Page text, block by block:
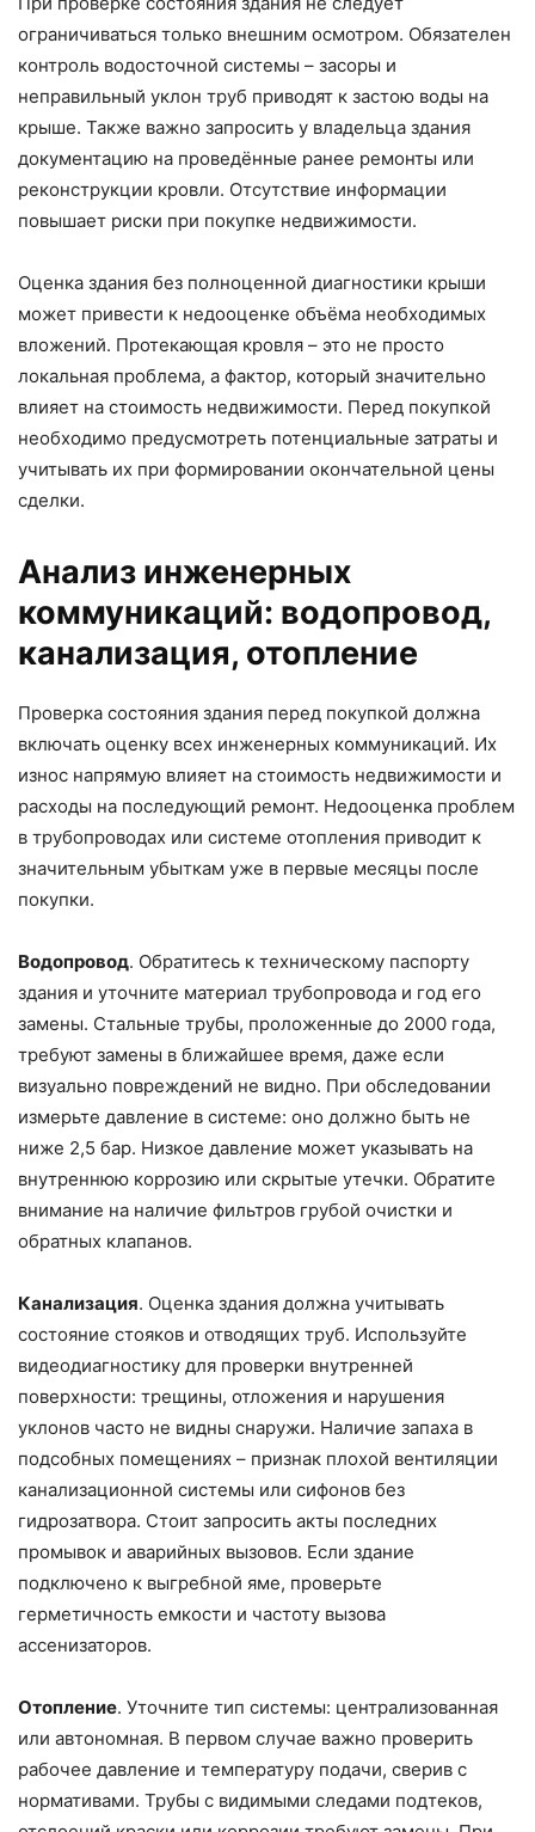
ограничиваться только внешним осмотром. Обязателен
контроль водосточной системы – засоры и
неправильный уклон труб приводят к застою воды на
крыше. Также важно запросить у владельца здания
документацию на проведённые ранее ремонты или
реконструкции кровли. Отсутствие информации
повышает риски при покупке недвижимости.
Оценка здания без полноценной диагностики крыши
может привести к недооценке объёма необходимых
вложений. Протекающая кровля – это не просто
локальная проблема, а фактор, который значительно
влияет на стоимость недвижимости. Перед покупкой
необходимо предусмотреть потенциальные затраты и
учитывать их при формировании окончательной цены
сделки.
Анализ инженерных
коммуникаций: водопровод,
канализация, отопление
Проверка состояния здания перед покупкой должна
включать оценку всех инженерных коммуникаций. Их
износ напрямую влияет на стоимость недвижимости и
расходы на последующий ремонт. Недооценка проблем
в трубопроводах или системе отопления приводит к
значительным убыткам уже в первые месяцы после
покупки.
Водопровод. Обратитесь к техническому паспорту
здания и уточните материал трубопровода и год его
замены. Стальные трубы, проложенные до 2000 года,
требуют замены в ближайшее время, даже если
визуально повреждений не видно. При обследовании
измерьте давление в системе: оно должно быть не
ниже 2,5 бар. Низкое давление может указывать на
внутреннюю коррозию или скрытые утечки. Обратите
внимание на наличие фильтров грубой очистки и
обратных клапанов.
Канализация. Оценка здания должна учитывать
состояние стояков и отводящих труб. Используйте
видеодиагностику для проверки внутренней
поверхности: трещины, отложения и нарушения
уклонов часто не видны снаружи. Наличие запаха в
подсобных помещениях – признак плохой вентиляции
канализационной системы или сифонов без
гидрозатвора. Стоит запросить акты последних
промывок и аварийных вызовов. Если здание
подключено к выгребной яме, проверьте
герметичность емкости и частоту вызова
ассенизаторов.
Отопление. Уточните тип системы: централизованная
или автономная. В первом случае важно проверить
рабочее давление и температуру подачи, сверив с
нормативами. Трубы с видимыми следами подтеков,